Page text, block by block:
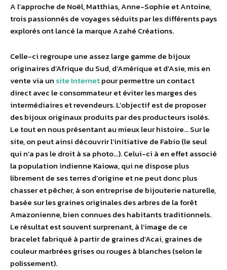
A l’approche de Noël, Matthias, Anne-Sophie et Antoine,
trois passionnés de voyages séduits par les différents pays
explorés ont lancé la marque Azahé Créations.
Celle-ci regroupe une assez large gamme de bijoux
originaires d’Afrique du Sud, d’Amérique et d’Asie, mis en
vente via un site Internetpour permettre un contact
direct avec le consommateur et éviter les marges des
intermédiaires et revendeurs. L’objectif est de proposer
des bijoux originaux produits par des producteurs isolés.
Le tout en nous présentant au mieux leur histoire… Sur le
site, on peut ainsi découvrir l’initiative de Fabio (le seul
qui n’a pas le droit à sa photo…). Celui-ci à en effet associé
la population indienne Kaiowa, qui ne dispose plus
librement de ses terres d’origine et ne peut donc plus
chasser et pêcher, à son entreprise de bijouterie naturelle,
basée sur les graines originales des arbres de la forêt
Amazonienne, bien connues des habitants traditionnels.
Le résultat est souvent surprenant, à l’image de ce
bracelet fabriqué à partir de graines d’Acai, graines de
couleur marbrées grises ou rouges à blanches (selon le
polissement).